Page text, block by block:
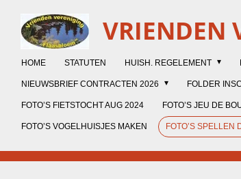
direct
VRIENDEN
HOME STATUTEN HUISH. REGELEMENT
NIEUWSBRIEF CONTRACTEN 2026 FOLDER
FOTO’S FIETSTOCHT AUG 2024 FOTO’S JEU DE
FOTO’S VOGELHUISJES MAKEN FOTO’S SPELLEN